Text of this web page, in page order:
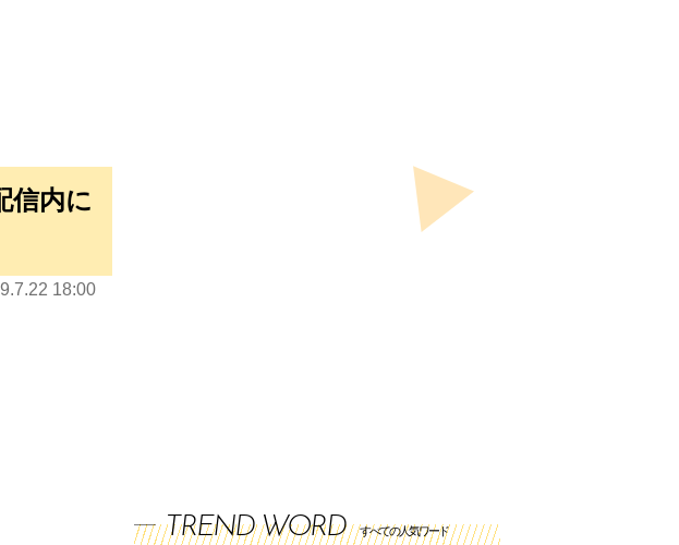
信内に
18:00
TREND WORD すべての人気ワード